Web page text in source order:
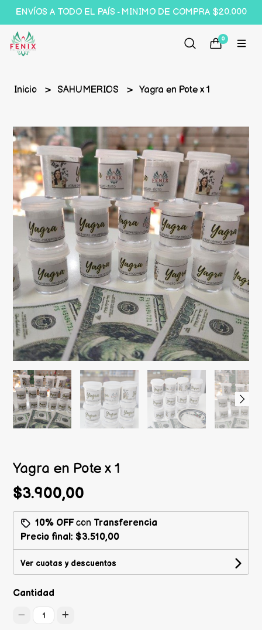
ENVÍOS A TODO EL PAÍS - MINIMO DE COMPRA $20.000
0
Inicio SAHUMERIOS Yagra en Pote x 1
Yagra en Pote x 1
$3.900,00
10% OFFcon Transferencia
Precio final: $3.510,00
Ver cuotas y descuentos
Cantidad
1